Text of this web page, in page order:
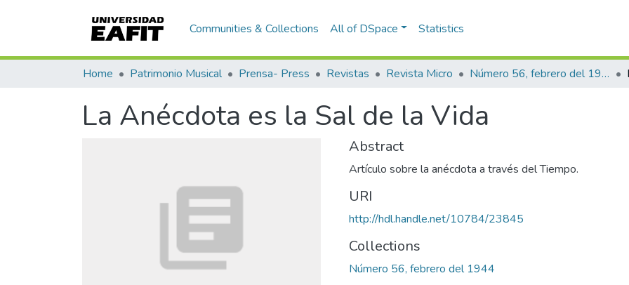
Communities & Collections All of DSpace Statistics
Home Patrimonio Musical Prensa- Press Revistas Revista Micro Número 56, febrero del 1944
La Anécdota es la Sal de la Vida
Abstract
Artículo sobre la anécdota a través del Tiempo.
URI
http://hdl.handle.net/10784/23845
Collections
Número 56, febrero del 1944